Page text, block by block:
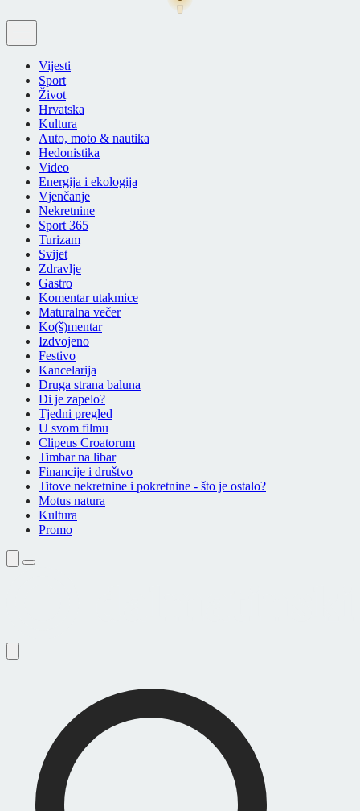
Vijesti
Sport
Život
Hrvatska
Kultura
Auto, moto & nautika
Hedonistika
Video
Energija i ekologija
Vjenčanje
Nekretnine
Sport 365
Turizam
Svijet
Zdravlje
Gastro
Komentar utakmice
Maturalna večer
Ko(š)mentar
Izdvojeno
Festivo
Kancelarija
Druga strana baluna
Di je zapelo?
Tjedni pregled
U svom filmu
Clipeus Croatorum
Timbar na libar
Financije i društvo
Titove nekretnine i pokretnine - što je ostalo?
Motus natura
Kultura
Promo